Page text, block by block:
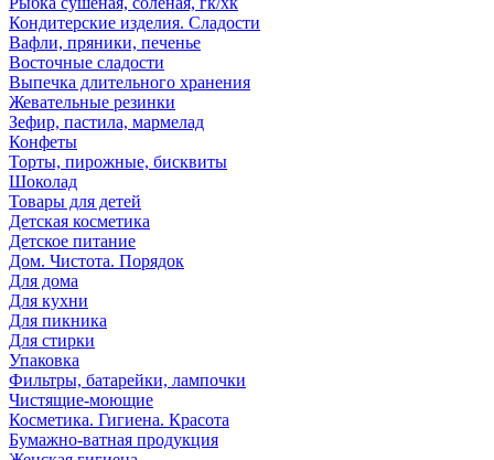
Кондитерские изделия. Сладости
Вафли, пряники, печенье
Восточные сладости
Выпечка длительного хранения
Жевательные резинки
Зефир, пастила, мармелад
Конфеты
Торты, пирожные, бисквиты
Шоколад
Товары для детей
Детская косметика
Детское питание
Дом. Чистота. Порядок
Для дома
Для кухни
Для пикника
Для стирки
Упаковка
Фильтры, батарейки, лампочки
Чистящие-моющие
Косметика. Гигиена. Красота
Бумажно-ватная продукция